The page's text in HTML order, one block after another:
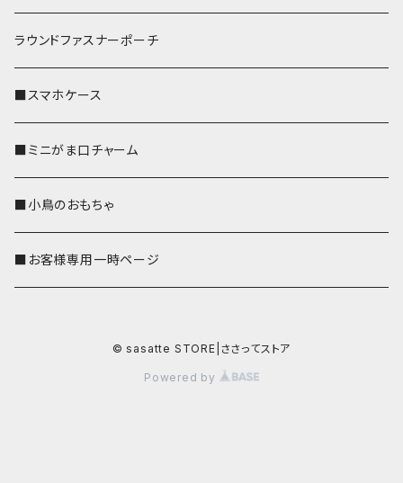
ラウンドファスナーポーチ
■スマホケース
■ミニがま口チャーム
■小鳥のおもちゃ
■お客様専用一時ページ
© sasatte STORE|ささってストア
Powered by